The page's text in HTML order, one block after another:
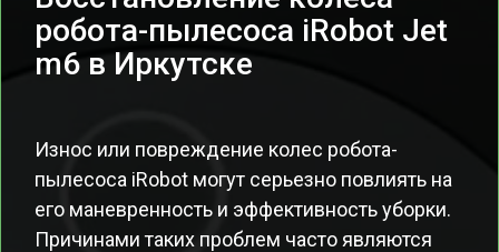
робота-пылесоса iRobot Jet
m6 в Иркутске
Износ или повреждение колес робота-
пылесоса iRobot могут серьезно повлиять на
его маневренность и эффективность уборки.
Причинами таких проблем часто являются